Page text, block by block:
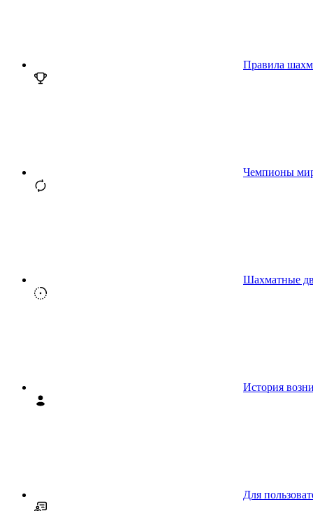
Правила
Чемпионы
Шахматные
История
Для